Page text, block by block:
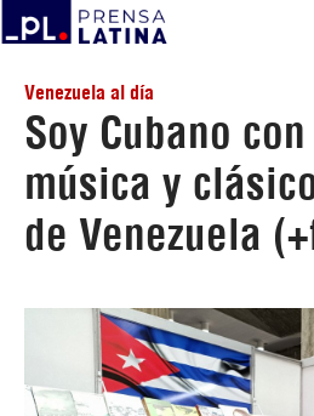
Venezuela al día
Soy Cubano
música y
de Venezuela